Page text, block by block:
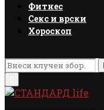
Фитнес
Секс и врски
Хороскоп
Search
for:
Menu